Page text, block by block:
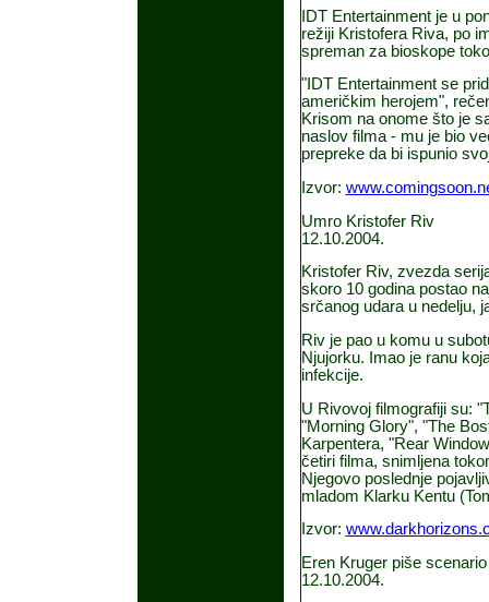
IDT Entertainment je u
režiji Kristofera Riva, po
spreman za bioskope
"IDT Entertainment se
američkim herojem",
Krisom na onome što je
naslov filma - mu je bio
prepreke da bi ispunio
Izvor:
Umro Kristofer Riv
12.10.2004.
Kristofer Riv, zvezda
skoro 10 godina postao
srčanog udara u nedelju,
Riv je pao u komu u
Njujorku. Imao je ranu
infekcije.
U Rivovoj filmografiji su:
"Morning Glory", "The
Karpentera, "Rear
četiri filma, snimljena
Njegovo poslednje
mladom Klarku Kentu
Izvor:
Eren Kruger piše
12.10.2004.